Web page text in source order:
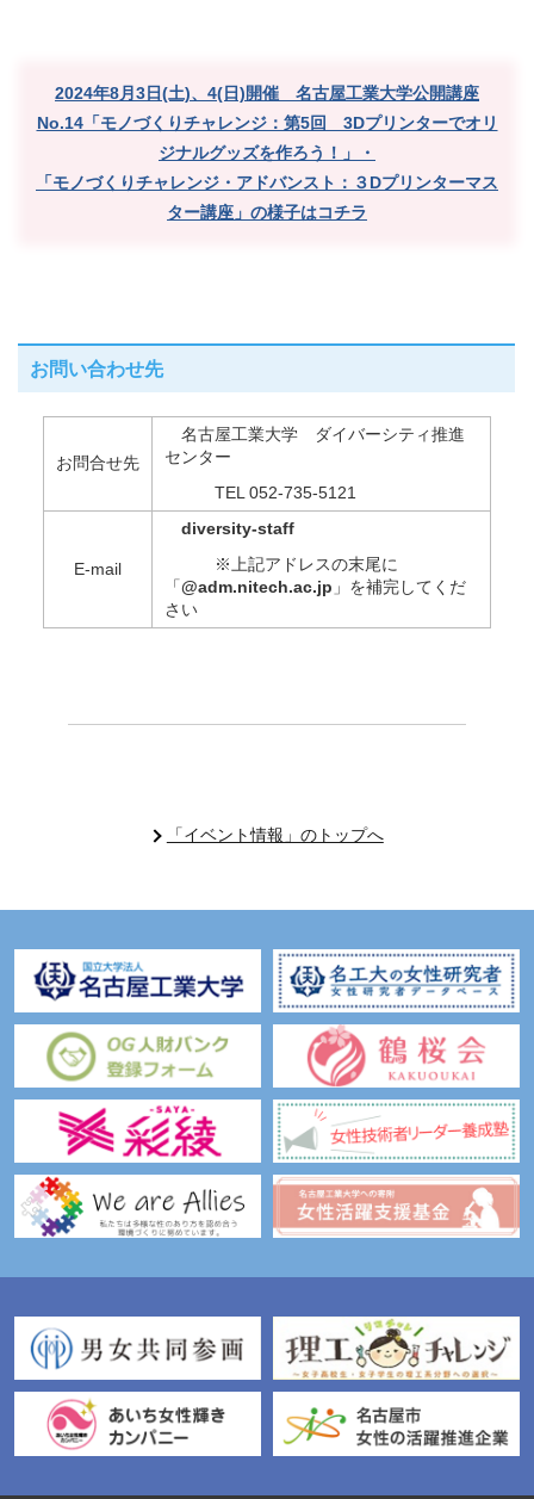
2024年8月3日(土)、4(日)開催 名古屋工業大学公開講座
No.14「モノづくりチャレンジ：第5回 3Dプリンターでオリ
ジナルグッズを作ろう！」・
「モノづくりチャレンジ・アドバンスト：３Dプリンターマス
ター講座」の様子はコチラ
お問い合わせ先
お問合せ先
名古屋工業大学 ダイバーシティ推進
センター
TEL 052-735-5121
E-mail
diversity-staff
※上記アドレスの末尾に
「@adm.nitech.ac.jp 」を補完してくだ
さい
「イベント情報」のトップへ